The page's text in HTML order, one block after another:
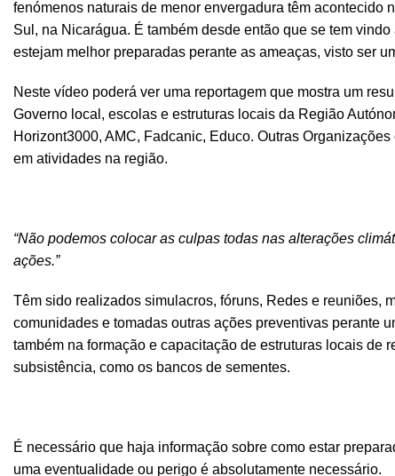
fenómenos naturais de menor envergadura têm acontecido
Sul, na Nicarágua. É também desde então que se tem
estejam melhor preparadas perante as ameaças, visto ser
Neste vídeo poderá ver uma reportagem que mostra um
Governo local, escolas e estruturas locais da Região
Horizont3000, AMC, Fadcanic, Educo. Outras
em atividades na região.
“Não podemos colocar as culpas todas nas alterações
ações.”
Têm sido realizados simulacros, fóruns, Redes e reuniões,
comunidades e tomadas outras ações preventivas perante
também na formação e capacitação de estruturas locais de
subsistência, como os bancos de sementes.
É necessário que haja informação sobre como estar
uma eventualidade ou perigo é absolutamente necessário.